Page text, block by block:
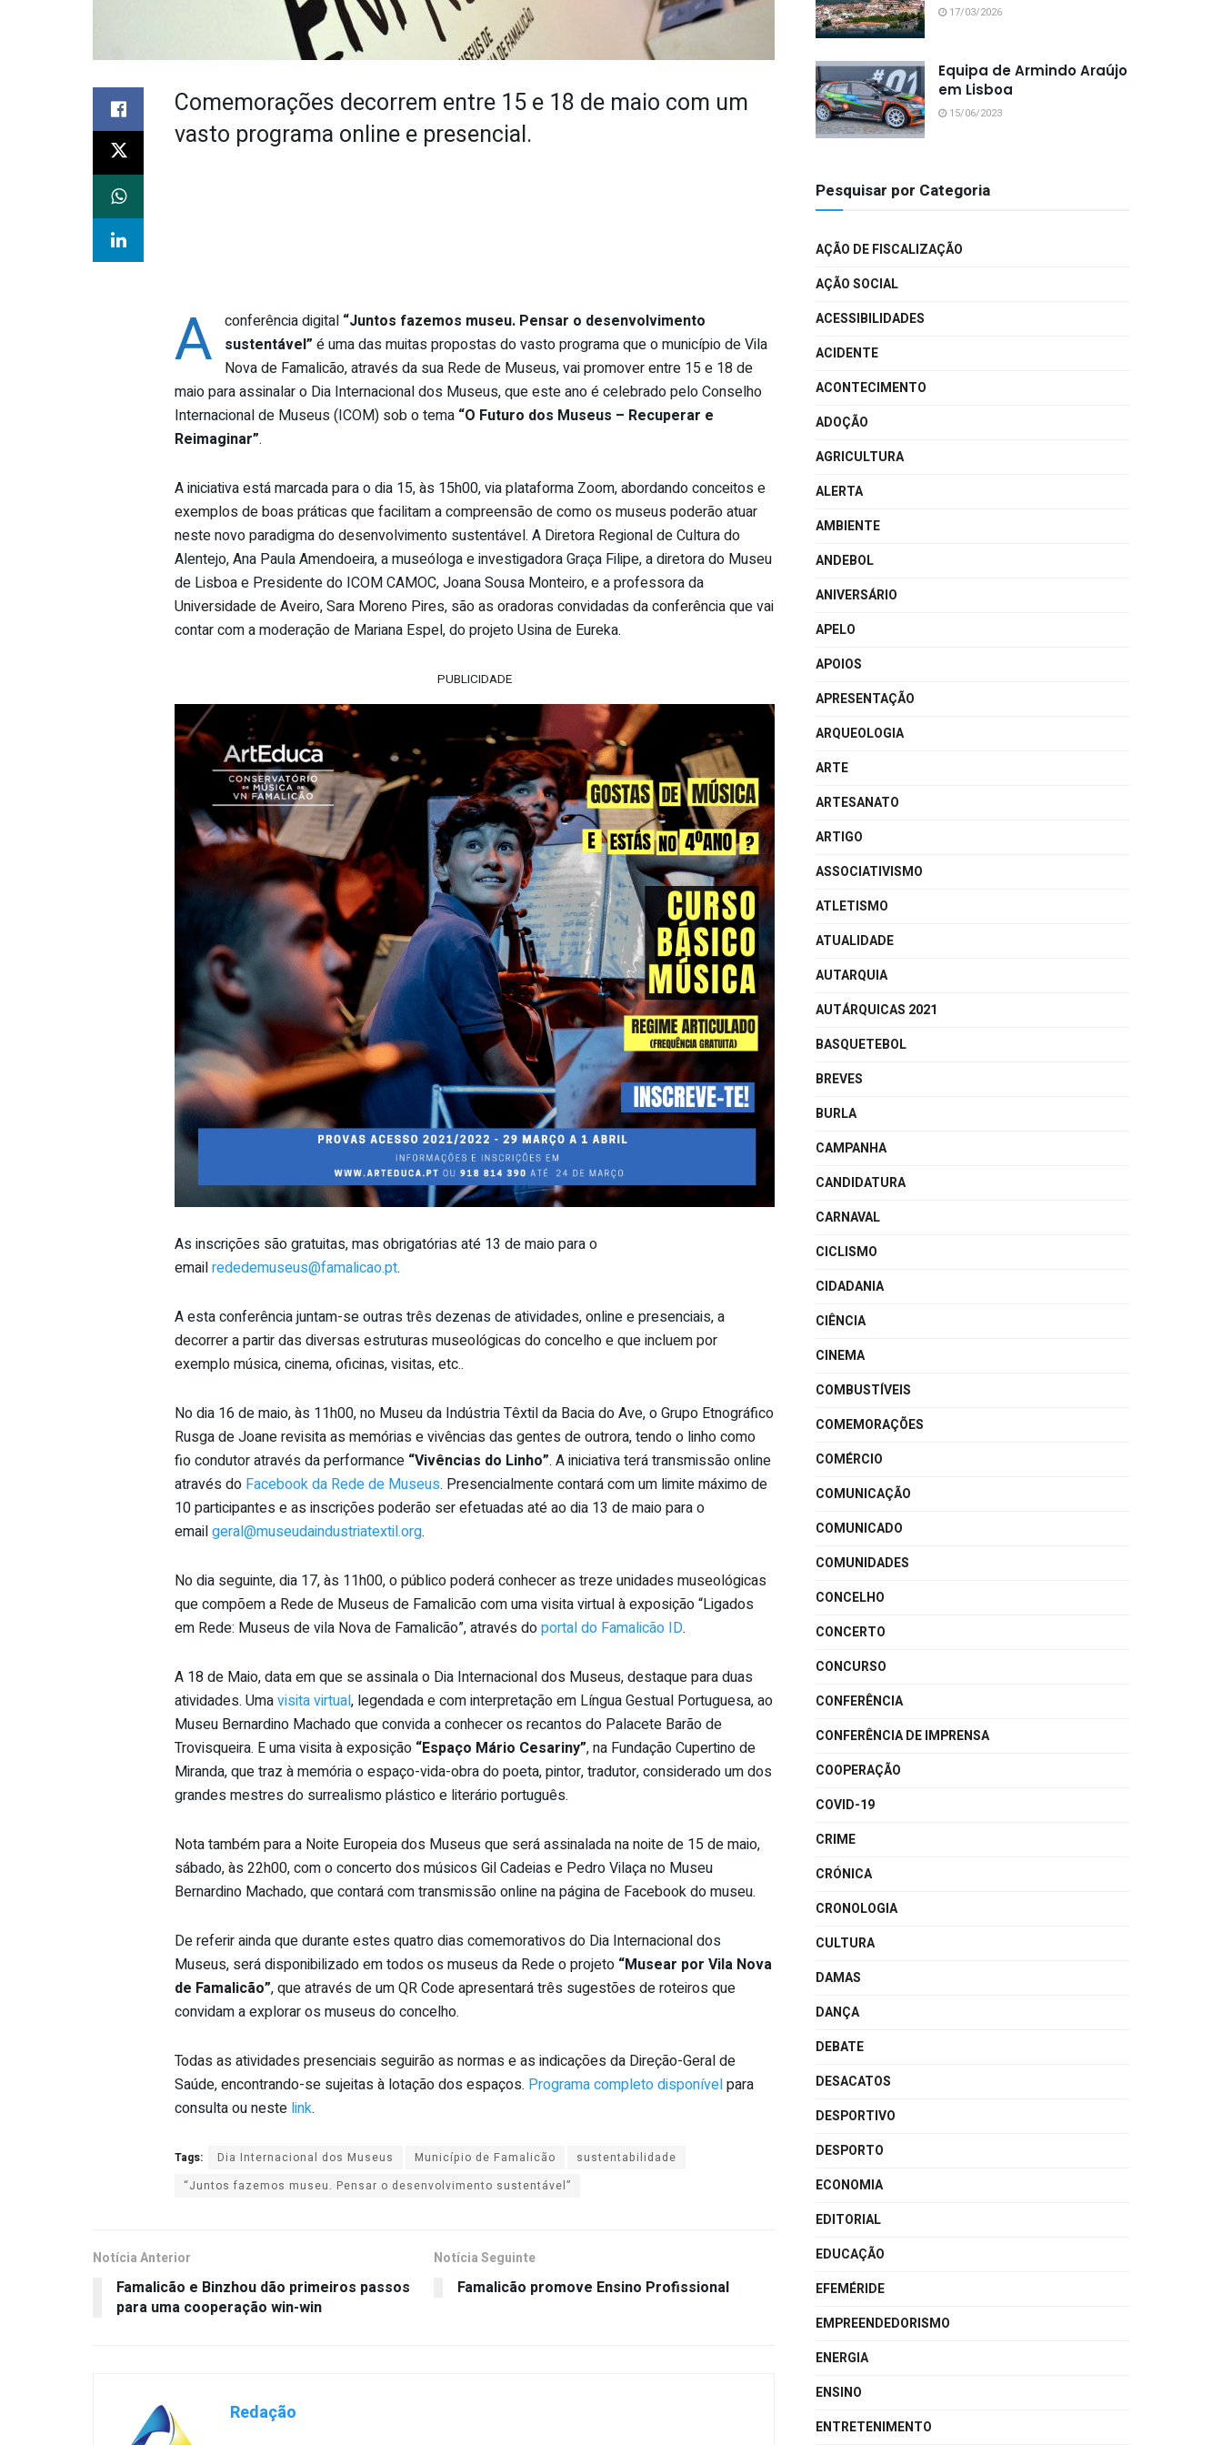
Comemorações decorrem entre 15 e 18 de maio com um
vasto programa online e presencial.
A conferência digital “Juntos fazemos museu. Pensar o desenvolvimento
sustentável” é uma das muitas propostas do vasto programa que o município de Vila
Nova de Famalicão, através da sua Rede de Museus, vai promover entre 15 e 18 de
maio para assinalar o Dia Internacional dos Museus, que este ano é celebrado pelo Conselho
Internacional de Museus (ICOM) sob o tema “O Futuro dos Museus – Recuperar e
Reimaginar”.
A iniciativa está marcada para o dia 15, às 15h00, via plataforma Zoom, abordando conceitos e
exemplos de boas práticas que facilitam a compreensão de como os museus poderão atuar
neste novo paradigma do desenvolvimento sustentável. A Diretora Regional de Cultura do
Alentejo, Ana Paula Amendoeira, a museóloga e investigadora Graça Filipe, a diretora do Museu
de Lisboa e Presidente do ICOM CAMOC, Joana Sousa Monteiro, e a professora da
Universidade de Aveiro, Sara Moreno Pires, são as oradoras convidadas da conferência que vai
contar com a moderação de Mariana Espel, do projeto Usina de Eureka.
PUBLICIDADE
As inscrições são gratuitas, mas obrigatórias até 13 de maio para o
emailrededemuseus@famalicao.pt.
A esta conferência juntam-se outras três dezenas de atividades, online e presenciais, a
decorrer a partir das diversas estruturas museológicas do concelho e que incluem por
exemplo música, cinema, oficinas, visitas, etc..
No dia 16 de maio, às 11h00, no Museu da Indústria Têxtil da Bacia do Ave, o Grupo Etnográfico
Rusga de Joane revisita as memórias e vivências das gentes de outrora, tendo o linho como
fio condutor através da performance “Vivências do Linho”. A iniciativa terá transmissão online
através do Facebook da Rede de Museus. Presencialmente contará com um limite máximo de
10 participantes e as inscrições poderão ser efetuadas até ao dia 13 de maio para o
emailgeral@museudaindustriatextil.org.
No dia seguinte, dia 17, às 11h00, o público poderá conhecer as treze unidades museológicas
que compõem a Rede de Museus de Famalicão com uma visita virtual à exposição “Ligados
em Rede: Museus de vila Nova de Famalicão”, através doportal do Famalicão ID.
A 18 de Maio, data em que se assinala o Dia Internacional dos Museus, destaque para duas
atividades. Umavisita virtual, legendada e com interpretação em Língua Gestual Portuguesa, ao
Museu Bernardino Machado que convida a conhecer os recantos do Palacete Barão de
Trovisqueira. E uma visita à exposição “Espaço Mário Cesariny”, na Fundação Cupertino de
Miranda, que traz à memória o espaço-vida-obra do poeta, pintor, tradutor, considerado um dos
grandes mestres do surrealismo plástico e literário português.
Nota também para a Noite Europeia dos Museus que será assinalada na noite de 15 de maio,
sábado, às 22h00, com o concerto dos músicos Gil Cadeias e Pedro Vilaça no Museu
Bernardino Machado, que contará com transmissão online na página de Facebook do museu.
De referir ainda que durante estes quatro dias comemorativos do Dia Internacional dos
Museus, será disponibilizado em todos os museus da Rede o projeto “Musear por Vila Nova
de Famalicão”, que através de um QR Code apresentará três sugestões de roteiros que
convidam a explorar os museus do concelho.
Todas as atividades presenciais seguirão as normas e as indicações da Direção-Geral de
Saúde, encontrando-se sujeitas à lotação dos espaços. Programa completo disponívelpara
consulta ou neste link.
Tags: Dia Internacional dos Museus Município de Famalicão
sustentabilidade
“Juntos fazemos museu. Pensar o desenvolvimento sustentável”
Notícia Anterior
Famalicão e Binzhou dão primeiros passos
para uma cooperação win-win
Notícia Seguinte
Famalicão promove Ensino Profissional
Redação
17/03/2026
Equipa de Armindo Araújo
em Lisboa
15/06/2023
Pesquisar por Categoria
AÇÃO DE FISCALIZAÇÃO
AÇÃO SOCIAL
ACESSIBILIDADES
ACIDENTE
ACONTECIMENTO
ADOÇÃO
AGRICULTURA
ALERTA
AMBIENTE
ANDEBOL
ANIVERSÁRIO
APELO
APOIOS
APRESENTAÇÃO
ARQUEOLOGIA
ARTE
ARTESANATO
ARTIGO
ASSOCIATIVISMO
ATLETISMO
ATUALIDADE
AUTARQUIA
AUTÁRQUICAS 2021
BASQUETEBOL
BREVES
BURLA
CAMPANHA
CANDIDATURA
CARNAVAL
CICLISMO
CIDADANIA
CIÊNCIA
CINEMA
COMBUSTÍVEIS
COMEMORAÇÕES
COMÉRCIO
COMUNICAÇÃO
COMUNICADO
COMUNIDADES
CONCELHO
CONCERTO
CONCURSO
CONFERÊNCIA
CONFERÊNCIA DE IMPRENSA
COOPERAÇÃO
COVID-19
CRIME
CRÓNICA
CRONOLOGIA
CULTURA
DAMAS
DANÇA
DEBATE
DESACATOS
DESPORTIVO
DESPORTO
ECONOMIA
EDITORIAL
EDUCAÇÃO
EFEMÉRIDE
EMPREENDEDORISMO
ENERGIA
ENSINO
ENTRETENIMENTO